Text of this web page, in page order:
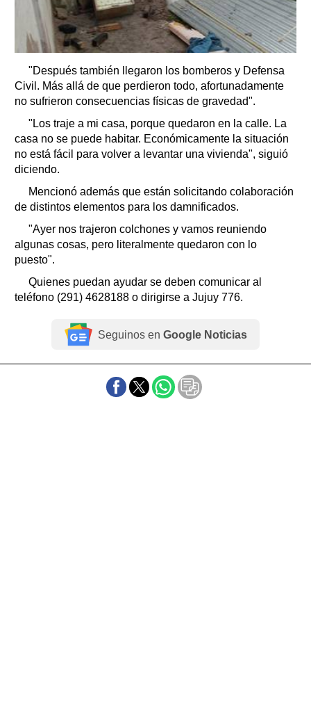
"Después también llegaron los bomberos y Defensa
Civil. Más allá de que perdieron todo, afortunadamente
no sufrieron consecuencias físicas de gravedad".
"Los traje a mi casa, porque quedaron en la calle. La
casa no se puede habitar. Económicamente la situación
no está fácil para volver a levantar una vivienda", siguió
diciendo.
Mencionó además que están solicitando colaboración
de distintos elementos para los damnificados.
"Ayer nos trajeron colchones y vamos reuniendo
algunas cosas, pero literalmente quedaron con lo
puesto".
Quienes puedan ayudar se deben comunicar al
teléfono (291) 4628188 o dirigirse a Jujuy 776.
Seguinos en Google Noticias